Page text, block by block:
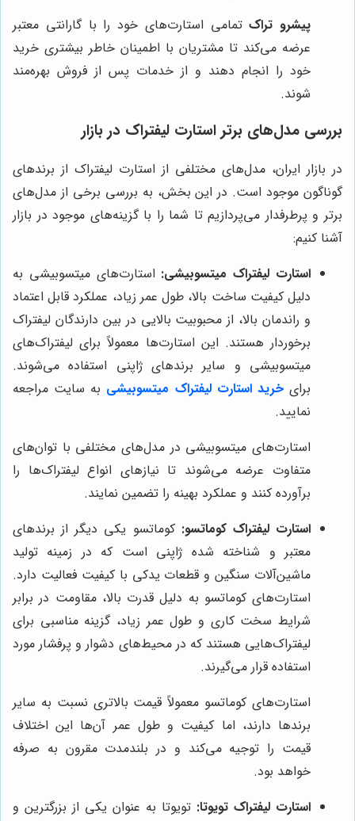
پیشرو تراکتمامی استارت‌های خود را با گارانتی معتبر
عرضه می‌کند تا مشتریان با اطمینان خاطر بیشتری خرید
خود را انجام دهند و از خدمات پس از فروش بهره‌مند
شوند.
بررسی مدل‌های برتر استارت لیفتراک در بازار
در بازار ایران، مدل‌های مختلفی از استارت لیفتراک از برندهای
گوناگون موجود است. در این بخش، به بررسی برخی از مدل‌های
برتر و پرطرفدار می‌پردازیم تا شما را با گزینه‌های موجود در بازار
آشنا کنیم:
استارت لیفتراک میتسوبیشی: استارت‌های میتسوبیشی به
دلیل کیفیت ساخت بالا، طول عمر زیاد، عملکرد قابل اعتماد
و راندمان بالا، از محبوبیت بالایی در بین دارندگان لیفتراک
برخوردار هستند. این استارت‌ها معمولاً برای لیفتراک‌های
میتسوبیشی و سایر برندهای ژاپنی استفاده می‌شوند.
برایخرید استارت لیفتراک میتسوبیشی به سایت مراجعه
نمایید.
استارت‌های میتسوبیشی در مدل‌های مختلفی با توان‌های
متفاوت عرضه می‌شوند تا نیازهای انواع لیفتراک‌ها را
برآورده کنند و عملکرد بهینه را تضمین نمایند.
استارت لیفتراک کوماتسو: کوماتسو یکی دیگر از برندهای
معتبر و شناخته شده ژاپنی است که در زمینه تولید
ماشین‌آلات سنگین و قطعات یدکی با کیفیت فعالیت دارد.
استارت‌های کوماتسو به دلیل قدرت بالا، مقاومت در برابر
شرایط سخت کاری و طول عمر زیاد، گزینه مناسبی برای
لیفتراک‌هایی هستند که در محیط‌های دشوار و پرفشار مورد
استفاده قرار می‌گیرند.
استارت‌های کوماتسو معمولاً قیمت بالاتری نسبت به سایر
برندها دارند، اما کیفیت و طول عمر آن‌ها این اختلاف
قیمت را توجیه می‌کند و در بلندمدت مقرون به صرفه
خواهد بود.
استارت لیفتراک تویوتا: تویوتا به عنوان یکی از بزرگترین و